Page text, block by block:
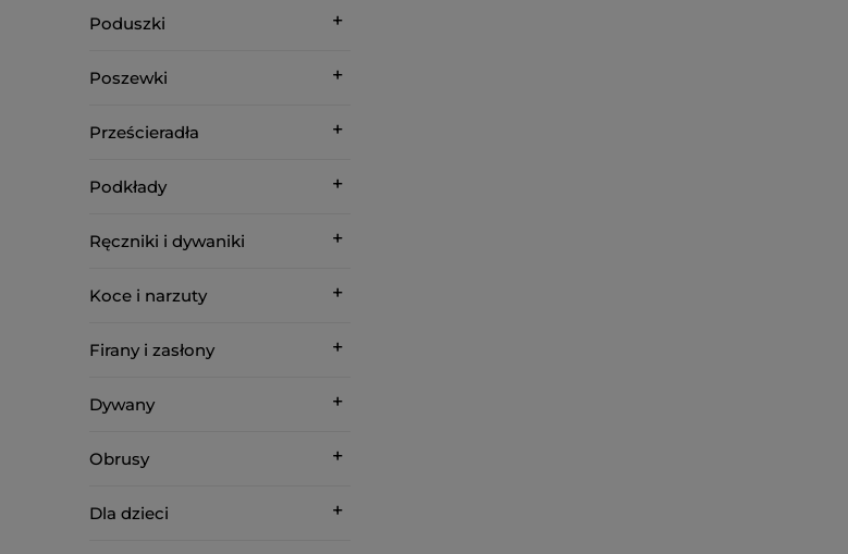
Poduszki
Poszewki
Prześcieradła
Podkłady
Ręczniki i dywaniki
Koce i narzuty
Firany i zasłony
Dywany
Obrusy
Dla dzieci